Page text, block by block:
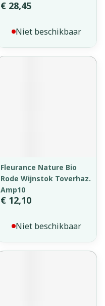
€ 28,45
Niet beschikbaar
Fleurance Nature Bio
Rode Wijnstok Toverhaz.
Amp10
€ 12,10
Niet beschikbaar